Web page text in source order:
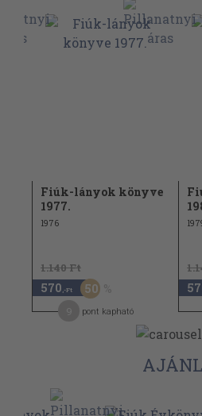
Fiúk-lányok könyve
1977.
1976
1.140 Ft
570 ,-Ft 50
pont kapható